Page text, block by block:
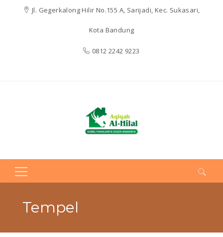
Jl. Gegerkalong Hilir No.155 A, Sarijadi, Kec. Sukasari,
Kota Bandung
0812 2242 9223
Search
for:Tempel